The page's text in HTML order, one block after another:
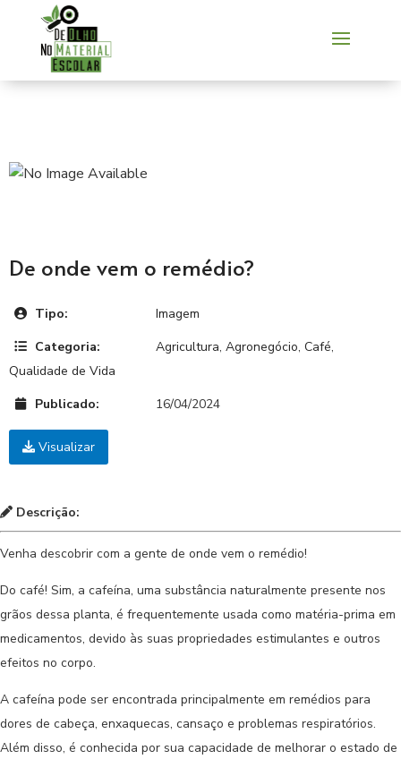
De onde vem o remédio?
Tipo:
Imagem
Categoria:
Agricultura, Agronegócio, Café,
Qualidade de Vida
Publicado:
16/04/2024
Visualizar
Descrição:
Venha descobrir com a gente de onde vem o remédio!
Do café! Sim, a cafeína, uma substância naturalmente presente nos
grãos dessa planta, é frequentemente usada como matéria-prima em
medicamentos, devido às suas propriedades estimulantes e outros
efeitos no corpo.
A cafeína pode ser encontrada principalmente em remédios para
dores de cabeça, enxaquecas, cansaço e problemas respiratórios.
Além disso, é conhecida por sua capacidade de melhorar o estado de